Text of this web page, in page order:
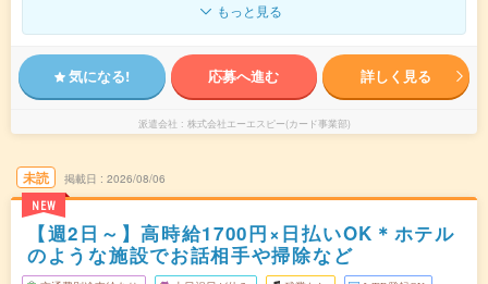
もっと見る
気になる! 応募へ進む 詳しく見る
派遣会社 株式会社エーエスピー(カード事業部)
未読
NEW
掲載日 2026/08/06
【週2日～】高時給1700円×日払いOK＊ホテル
のような施設でお話相手や掃除など